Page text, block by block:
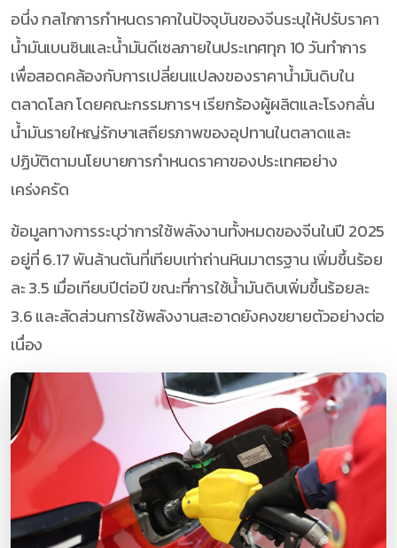
อนึ่ง กลไกการกำหนดราคาในปัจจุบันของจีนระบุให้ปรับราคา
น้ำมันเบนซินและน้ำมันดีเซลภายในประเทศทุก 10 วันทำการ
เพื่อสอดคล้องกับการเปลี่ยนแปลงของราคาน้ำมันดิบใน
ตลาดโลก โดยคณะกรรมการฯ เรียกร้องผู้ผลิตและโรงกลั่น
น้ำมันรายใหญ่รักษาเสถียรภาพของอุปทานในตลาดและ
ปฏิบัติตามนโยบายการกำหนดราคาของประเทศอย่าง
เคร่งครัด
ข้อมูลทางการระบุว่าการใช้พลังงานทั้งหมดของจีนในปี 2025
อยู่ที่ 6.17 พันล้านตันที่เทียบเท่าถ่านหินมาตรฐาน เพิ่มขึ้นร้อย
ละ 3.5 เมื่อเทียบปีต่อปี ขณะที่การใช้น้ำมันดิบเพิ่มขึ้นร้อยละ
3.6 และสัดส่วนการใช้พลังงานสะอาดยังคงขยายตัวอย่างต่อ
เนื่อง